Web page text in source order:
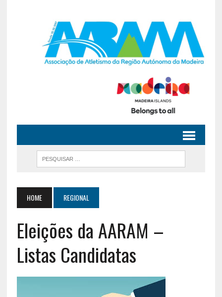
HOME REGIONAL
Eleições da AARAM –
Listas Candidatas